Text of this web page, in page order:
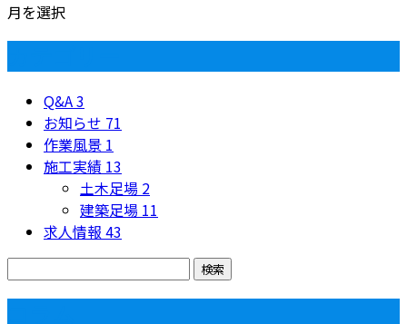
月を選択
Q&A3
お知らせ 71
作業風景 1
施工実績 13
土木足場 2
建築足場 11
求人情報 43